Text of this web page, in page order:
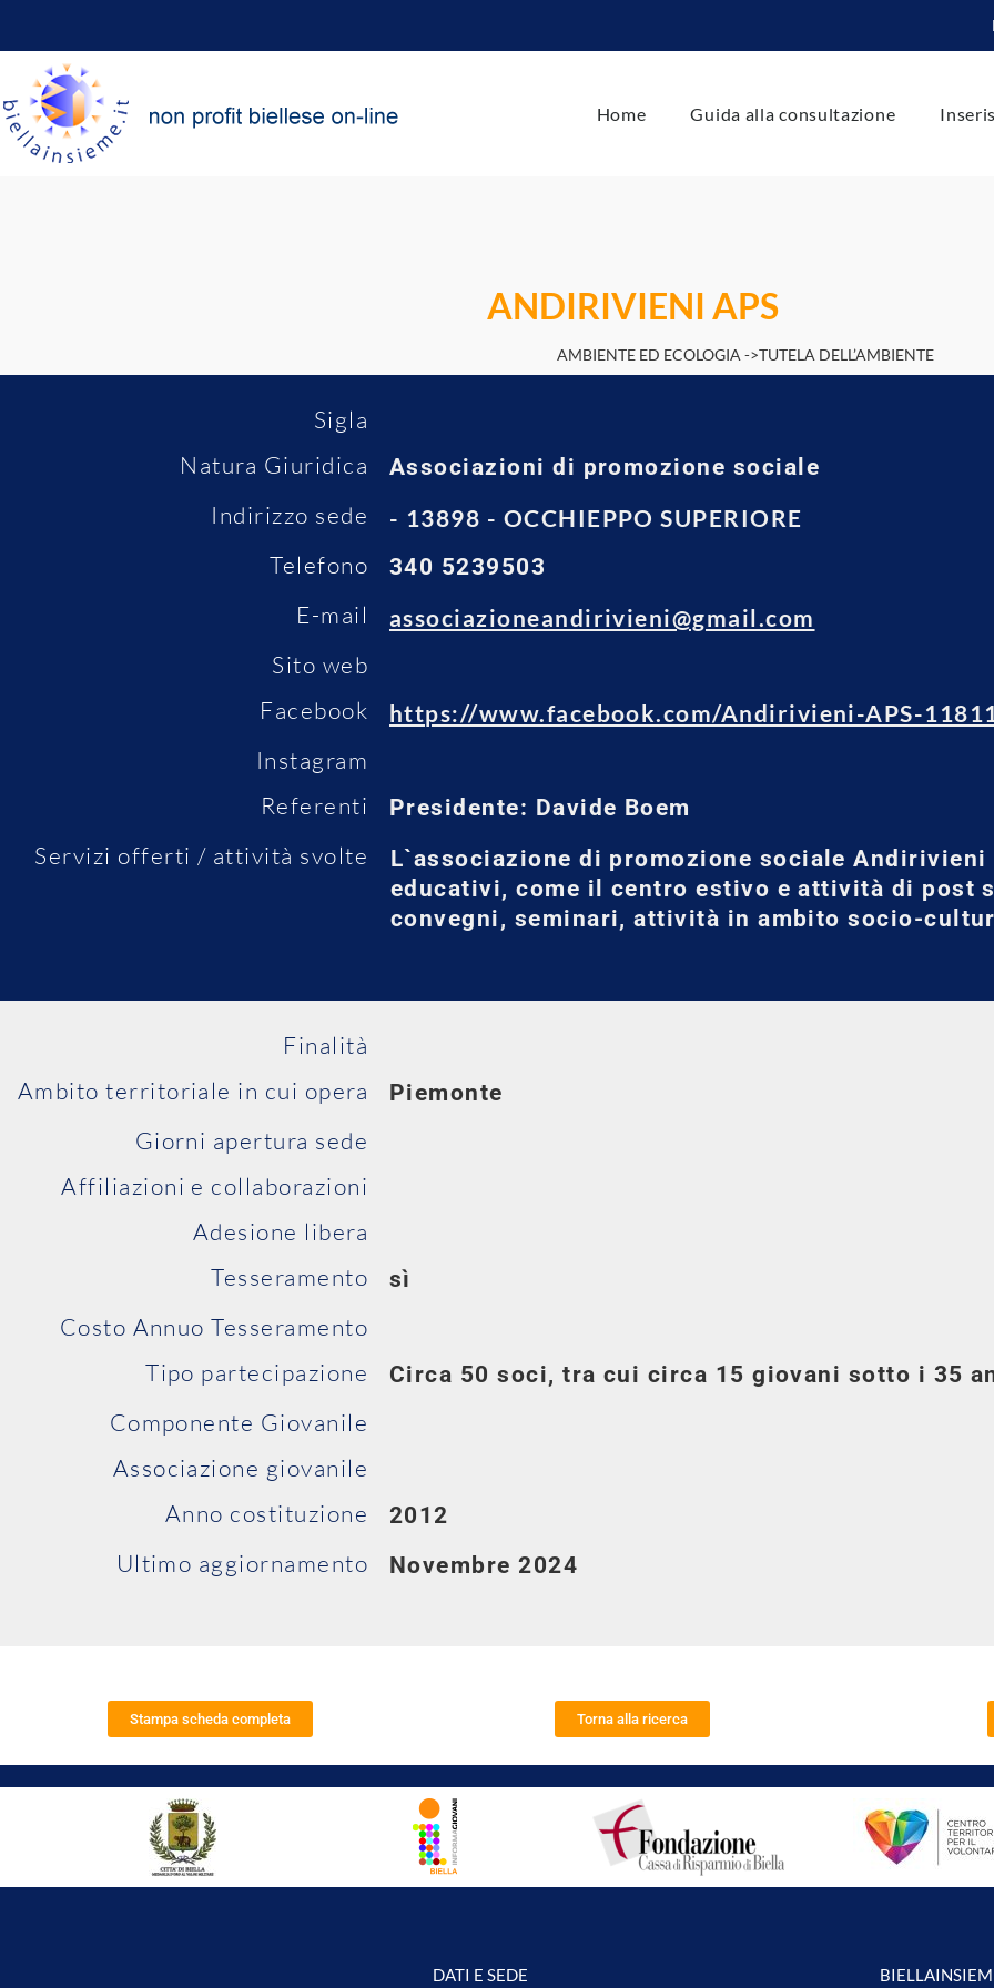
Home Guida alla consultazione
ANDIRIVIENI APS
AMBIENTE ED ECOLOGIA ->TUTELA DELL’AMBIENTE
Sigla
Natura Giuridica
Associazioni di promozione sociale
Indirizzo sede - 13898 - OCCHIEPPO SUPERIORE
Telefono 340 5239503
E-mail associazioneandirivieni@gmail.com
Sito web
Facebook
https://www.facebook.com/Andirivieni-APS-
Instagram
Referenti
Presidente: Davide Boem
Servizi offerti / attività svolte
L`associazione di promozione sociale
educativi, come il centro estivo e attività di post
convegni, seminari, attività in ambito socio-
Finalità
Ambito territoriale in cui opera
Piemonte
Giorni apertura sede
Affiliazioni e collaborazioni
Adesione libera
Tesseramento
sì
Costo Annuo Tesseramento
Tipo partecipazione
Circa 50 soci, tra cui circa 15 giovani sotto i 35
Componente Giovanile
Associazione giovanile
Anno costituzione
2012
Ultimo aggiornamento Novembre 2024
Stampa scheda completa Torna alla ricerca
DATI E SEDE